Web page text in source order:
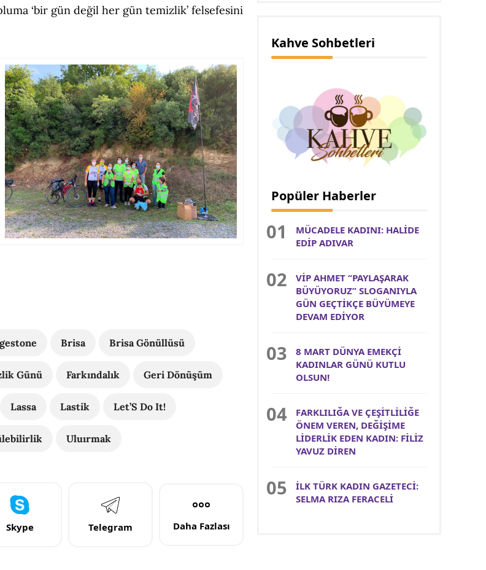
‘bir gün değil her gün temizlik’ felsefesini
Brisa Brisa Gönüllüsü
Günü Farkındalık Geri Dönüşüm
Lassa Lastik Let’S Do It!
Uluırmak
Skype Telegram Daha Fazlası
Kahve Sohbetleri
Popüler Haberler
MÜCADELE KADINI: HALİDE
EDİP ADIVAR
VİP AHMET “PAYLAŞARAK
BÜYÜYORUZ” SLOGANIYLA
GÜN GEÇTİKÇE BÜYÜMEYE
DEVAM EDİYOR
8 MART DÜNYA EMEKÇİ
KADINLAR GÜNÜ KUTLU
OLSUN!
FARKLILIĞA VE ÇEŞİTLİLİĞE
ÖNEM VEREN, DEĞİŞİME
LİDERLİK EDEN KADIN: FİLİZ
YAVUZ DİREN
İLK TÜRK KADIN GAZETECİ:
SELMA RIZA FERACELİ